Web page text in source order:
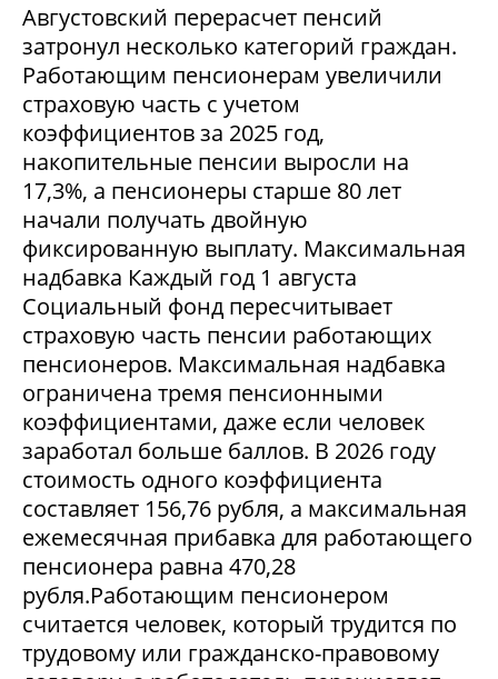
Августовский перерасчет пенсий
затронул несколько категорий граждан.
Работающим пенсионерам увеличили
страховую часть с учетом
коэффициентов за 2025 год,
накопительные пенсии выросли на
17,3%, а пенсионеры старше 80 лет
начали получать двойную
фиксированную выплату. Максимальная
надбавка Каждый год 1 августа
Социальный фонд пересчитывает
страховую часть пенсии работающих
пенсионеров. Максимальная надбавка
ограничена тремя пенсионными
коэффициентами, даже если человек
заработал больше баллов. В 2026 году
стоимость одного коэффициента
составляет 156,76 рубля, а максимальная
ежемесячная прибавка для работающего
пенсионера равна 470,28
рубля.Работающим пенсионером
считается человек, который трудится по
трудовому или гражданско-правовому